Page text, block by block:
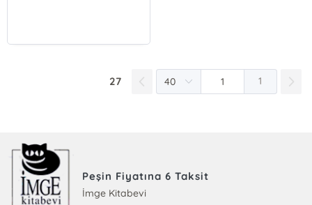
27 1
Peşin Fiyatına 6 Taksit
İmge Kitabevi